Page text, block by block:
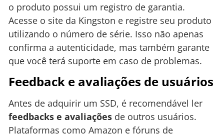
o produto possui um registro de garantia.
Acesse o site da Kingston e registre seu produto
utilizando o número de série. Isso não apenas
confirma a autenticidade, mas também garante
que você terá suporte em caso de problemas.
Feedback e avaliações de usuários
Antes de adquirir um SSD, é recomendável ler
feedbacks e avaliações de outros usuários.
Plataformas como Amazon e fóruns de